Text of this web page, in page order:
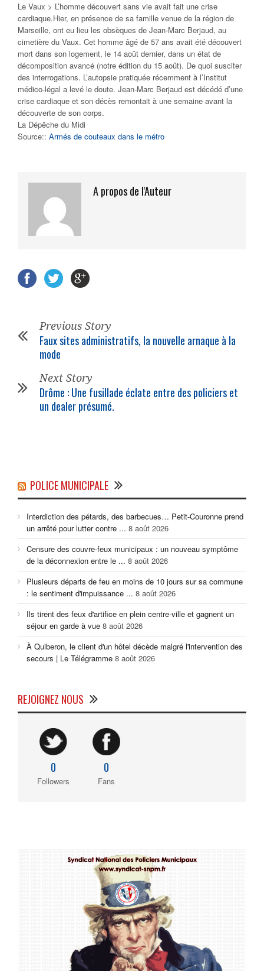
Le Vaux > L’homme découvert sans vie avait fait une crise
cardiaque.Hier, en présence de sa famille venue de la région de
Marseille, ont eu lieu les obsèques de Jean-Marc Berjaud, au
cimetière du Vaux. Cet homme âgé de 57 ans avait été découvert
mort dans son logement, le 14 août dernier, dans un état de
décomposition avancé (notre édition du 15 août). De quoi susciter
des interrogations. L’autopsie pratiquée récemment à l’Institut
médico-légal a levé le doute. Jean-Marc Berjaud est décédé d’une
crise cardiaque et son décès remontait à une semaine avant la
découverte de son corps.
La Dépêche du Midi
Source:: Armés de couteaux dans le métro
A propos de l'Auteur
Previous Story
Faux sites administratifs, la nouvelle arnaque à la
mode
Next Story
Drôme : Une fusillade éclate entre des policiers et
un dealer présumé.
POLICE MUNICIPALE
Interdiction des pétards, des barbecues… Petit-Couronne prend
un arrêté pour lutter contre ... 8 août 2026
Censure des couvre-feux municipaux : un nouveau symptôme
de la déconnexion entre le ... 8 août 2026
Plusieurs départs de feu en moins de 10 jours sur sa commune
: le sentiment d'impuissance ... 8 août 2026
Ils tirent des feux d'artifice en plein centre-ville et gagnent un
séjour en garde à vue 8 août 2026
À Quiberon, le client d'un hôtel décède malgré l'intervention des
secours | Le Télégramme 8 août 2026
REJOIGNEZ NOUS
0
Followers
0
Fans